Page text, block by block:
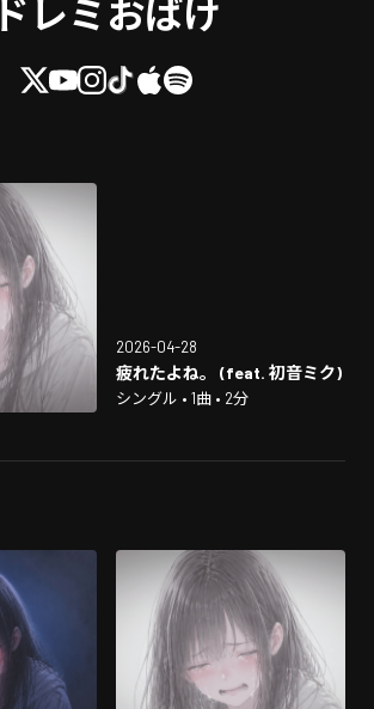
ドレミおばけ
2026-04-28
疲れたよね。 (feat. 初音ミク)
シングル • 1曲 • 2分